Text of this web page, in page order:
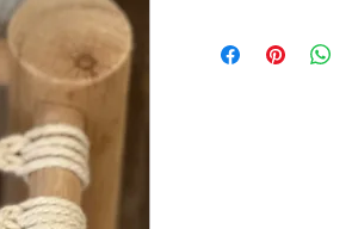
COCAMIDOPROPYL